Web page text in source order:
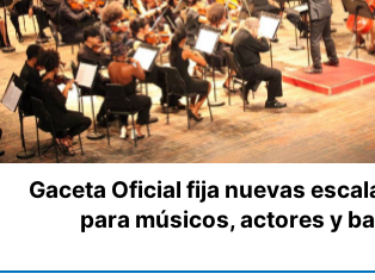
Gaceta Oficial fija nuevas
para músicos, actores y